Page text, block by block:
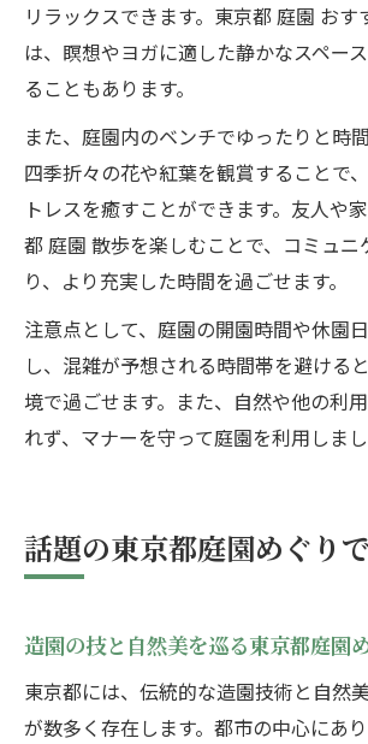
リラックスできます。東京都 庭園 おす
は、瞑想やヨガに適した静かなスペー
ることもあります。
また、庭園内のベンチでゆったりと時
四季折々の花や紅葉を観賞することで
トレスを癒すことができます。友人や
都 庭園 散歩を楽しむことで、コミュニ
り、より充実した時間を過ごせます。
注意点として、庭園の開園時間や休園
し、混雑が予想される時間帯を避ける
境で過ごせます。また、自然や他の利
れず、マナーを守って庭園を利用しまし
話題の東京都庭園めぐり
造園の技と自然美を巡る東京都庭園
東京都には、伝統的な造園技術と自然
が数多く存在します。都市の中心にあ